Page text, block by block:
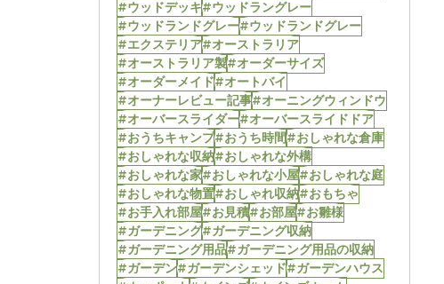
#ウッドデッキ#ウッドラングレー
#ウッドランドグレー#ウッドランドグレー
#エクステリア#オーストラリア
#オーストラリア製#オーダーサイズ
#オーダーメイド#オートバイ
#オーナーレビュー記事#オーニングウィンドウ
#オーバースライダー#オーバースライドドア
#おうちキャンプ#おうち時間#おしゃれな倉庫
#おしゃれな収納#おしゃれな外構
#おしゃれな家#おしゃれな小屋#おしゃれな庭
#おしゃれな物置#おしゃれ収納#おもちゃ
#お手入れ部屋#お見積#お部屋#お雛様
#ガーデニング#ガーデニング収納
#ガーデニング用品#ガーデニング用品の収納
#ガーデン#ガーデンシェッド#ガーデンハウス